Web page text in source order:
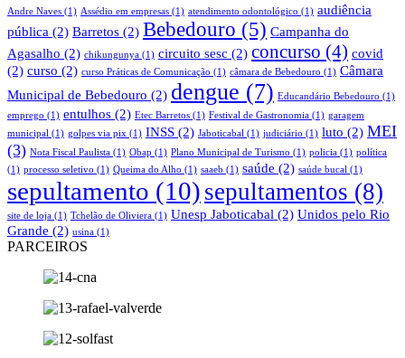
Andre Naves (1) Assédio em empresas (1) atendimento odontológico (1) audiência
pública (2) Barretos (2) Bebedouro (5) Campanha do
Agasalho (2) chikungunya (1) circuito sesc (2) concurso (4) covid
(2) curso (2) curso Práticas de Comunicação (1) câmara de Bebedouro (1) Câmara
Municipal de Bebedouro (2) dengue (7) Educandário Bebedouro (1)
emprego (1) entulhos (2) Etec Barretos (1) Festival de Gastronomia (1) garagem
municipal (1) golpes via pix (1) INSS (2) Jaboticabal (1) judiciário (1) luto (2) MEI
(3) Nota Fiscal Paulista (1) Obap (1) Plano Municipal de Turismo (1) policia (1) política
(1) processo seletivo (1) Queima do Alho (1) saaeb (1) saúde (2) saúde bucal (1)
sepultamento (10) sepultamentos (8)
site de loja (1) Tchelão de Oliviera (1) Unesp Jaboticabal (2) Unidos pelo Rio
Grande (2) usina (1)
PARCEIROS